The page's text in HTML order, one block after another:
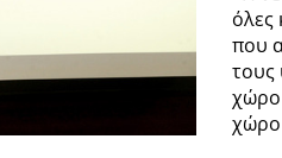
όλες
που
τους
χώρο
χώρο